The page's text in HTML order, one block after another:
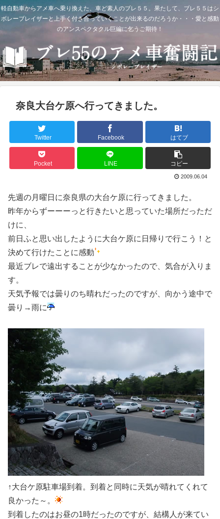
軽自動車からアメ車へ乗り換えた、車ど素人のブレ５５。果たして、ブレ５５はシ
ボレーブレイザーと上手く付き合っていくことが出来るのだろうか・・・愛と感動
のアンスペクタクル巨編に乞うご期待！
奈良大台ケ原へ行ってきました。
Twitter Facebook はてブ
Pocket LINE コピー
2009.06.04
先週の月曜日に奈良県の大台ケ原に行ってきました。
昨年からずーーーっと行きたいと思っていた場所だっただ
けに、
前日ふと思い出したように大台ケ原に日帰りで行こう！と
決めて行けたことに感動
最近ブレで遠出することが少なかったので、気合が入りま
す。
天気予報では曇りのち晴れだったのですが、向かう途中で
曇り→雨に
↑大台ケ原駐車場到着。到着と同時に天気が晴れてくれて
良かった～。
到着したのはお昼の1時だったのですが、結構人が来てい